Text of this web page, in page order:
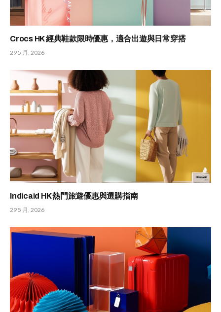
Crocs HK 經典鞋款限時優惠，適合出遊與日常穿搭
29 5 月, 2026
Indicaid HK 熱門旅遊優惠與選購指南
29 5 月, 2026